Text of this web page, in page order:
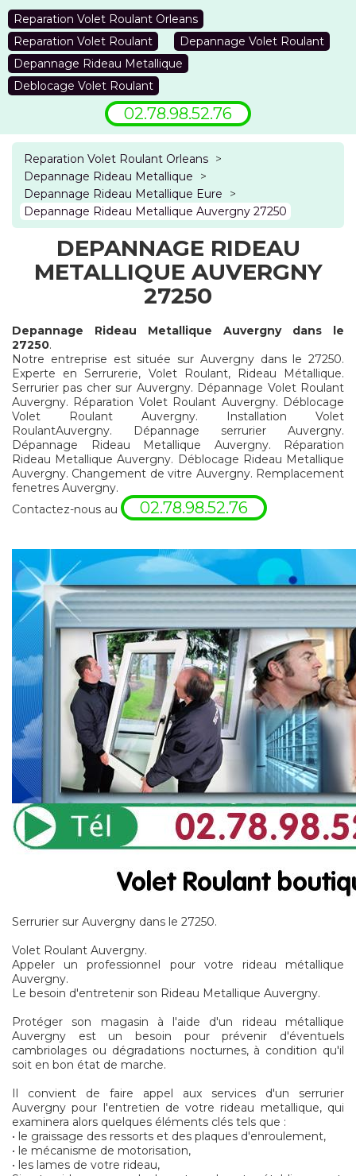
Reparation Volet Roulant Orleans
Reparation Volet Roulant
Depannage Volet Roulant
Depannage Rideau Metallique
Deblocage Volet Roulant
02.78.98.52.76
Reparation Volet Roulant Orleans >
Depannage Rideau Metallique
>
Depannage Rideau Metallique Eure
>
Depannage Rideau Metallique Auvergny 27250
DEPANNAGE RIDEAU
METALLIQUE AUVERGNY
27250
Depannage Rideau Metallique Auvergny dans le
27250.
Notre entreprise est située sur Auvergny dans le 27250.
Experte en Serrurerie, Volet Roulant, Rideau Métallique.
Serrurier pas cher sur Auvergny. Dépannage Volet Roulant
Auvergny. Réparation Volet Roulant Auvergny. Déblocage
Volet Roulant Auvergny. Installation Volet
RoulantAuvergny. Dépannage serrurier Auvergny.
Dépannage Rideau Metallique Auvergny. Réparation
Rideau Metallique Auvergny. Déblocage Rideau Metallique
Auvergny. Changement de vitre Auvergny. Remplacement
fenetres Auvergny.
Contactez-nous au
02.78.98.52.76
Serrurier sur Auvergny dans le 27250.
Volet Roulant Auvergny.
Appeler un professionnel pour votre rideau métallique
Auvergny.
Le besoin d'entretenir son Rideau Metallique Auvergny.
Protéger son magasin à l'aide d'un rideau métallique
Auvergny est un besoin pour prévenir d'éventuels
cambriolages ou dégradations nocturnes, à condition qu'il
soit en bon état de marche.
Il convient de faire appel aux services d'un serrurier
Auvergny pour l'entretien de votre rideau metallique, qui
examinera alors quelques éléments clés tels que :
• le graissage des ressorts et des plaques d'enroulement,
• le mécanisme de motorisation,
• les lames de votre rideau,